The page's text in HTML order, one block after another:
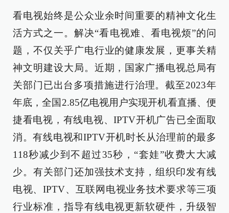
看电视始终是公众业余时间重要的精神文化生
活方式之一。解决“看电视难、看电视烦”的问
题，不仅关乎广电行业的健康发展，更事关精
神文明建设大局。近期，国家广播电视总局有
关部门已出台多项措施进行治理。截至2023年
年底，全国2.85亿电视用户实现开机看直播、便
捷看电视，有线电视、IPTV开机广告已全面取
消。有线电视和IPTV开机时长从治理前的最多
118秒减少到不超过35秒，“套娃”收费大大减
少。有关部门还加强技术支持，组织印发有线
电视、IPTV、互联网电视业务技术要求等三项
行业标准，指导有线电视更新软硬件，升级智